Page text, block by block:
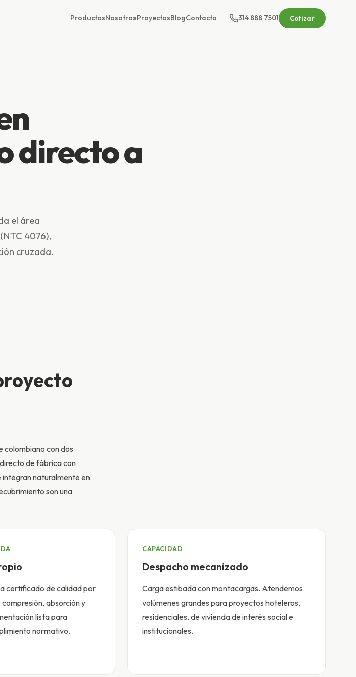
ProductosNosotrosProyectosBlogContacto 314 888 7501 Cotizar
directo a
el área
4076),
cruzada.
colombiano con dos
de fábrica con
naturalmente en
son una
certificado de calidad por
absorción y
lista para
normativo.
CAPACIDAD
Despacho mecanizado
Carga estibada con montacargas. Atendemos
volúmenes grandes para proyectos hoteleros,
residenciales, de vivienda de interés social e
institucionales.